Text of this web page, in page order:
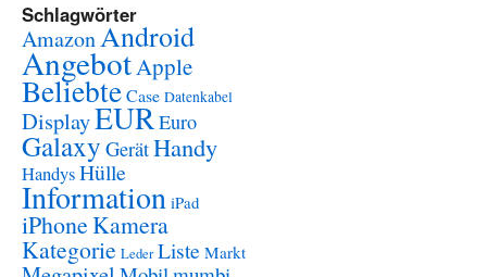
Schlagwörter
AmazonAndroid
AngebotApple
BeliebteCase Datenkabel
DisplayEUREuro
Galaxy GerätHandy
HandysHülle
Information iPad
iPhoneKamera
Kategorie Leder Liste Markt